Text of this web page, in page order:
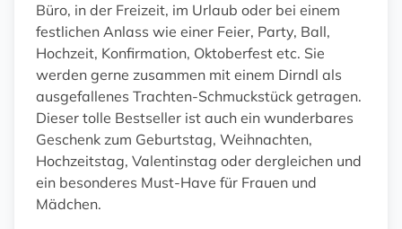
Büro, in der Freizeit, im Urlaub oder bei einem
festlichen Anlass wie einer Feier, Party, Ball,
Hochzeit, Konfirmation, Oktoberfest etc. Sie
werden gerne zusammen mit einem Dirndl als
ausgefallenes Trachten-Schmuckstück getragen.
Dieser tolle Bestseller ist auch ein wunderbares
Geschenk zum Geburtstag, Weihnachten,
Hochzeitstag, Valentinstag oder dergleichen und
ein besonderes Must-Have für Frauen und
Mädchen.